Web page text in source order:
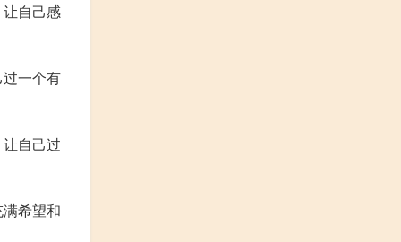
自己感
一个有
自己过
希望和